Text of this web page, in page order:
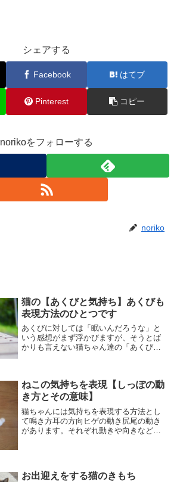
シェアする
Facebook はてブ
Pinterest コピー
norikoをフォローする
noriko
猫の【あくびと気持ち】あくびも
表現方法のひとつです
あくびに対しては「眠いんだろうな」と
いう感想がまず浮かびますが、そうとば
かりも言えない猫ちゃん達の「あくび」
る時猫ちゃん達があくびを...
ねこの気持ちを表現【しっぽの動
き方とその意味】
猫ちゃんには気持ちを表現する方法とし
て鳴き方耳の方向ヒゲの動き尻尾の動き
があります。それぞれ動きや向きなどで
気持ちなのかなぁ？ 飼い...
お出迎えをする猫のきもち